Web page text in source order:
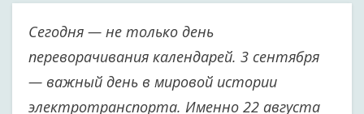
Сегодня — не только день
переворачивания календарей. 3 сентября
— важный день в мировой истории
электротранспорта. Именно 22 августа